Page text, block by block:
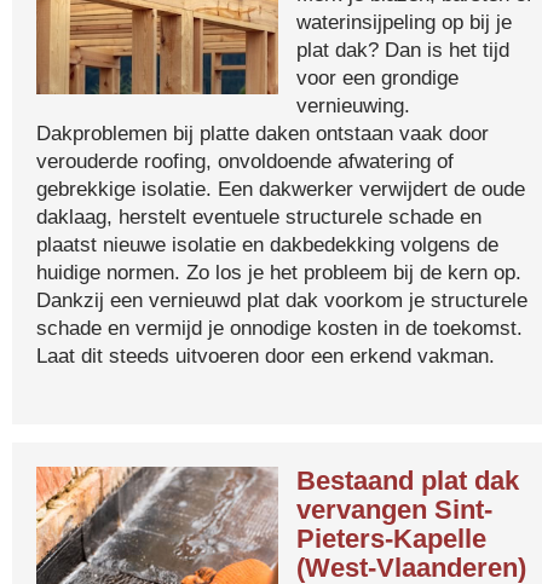
waterinsijpeling op bij je
plat dak? Dan is het tijd
voor een grondige
vernieuwing.
Dakproblemen bij platte daken ontstaan vaak door
verouderde roofing, onvoldoende afwatering of
gebrekkige isolatie. Een dakwerker verwijdert de oude
daklaag, herstelt eventuele structurele schade en
plaatst nieuwe isolatie en dakbedekking volgens de
huidige normen. Zo los je het probleem bij de kern op.
Dankzij een vernieuwd plat dak voorkom je structurele
schade en vermijd je onnodige kosten in de toekomst.
Laat dit steeds uitvoeren door een erkend vakman.
Bestaand plat dak
vervangen Sint-
Pieters-Kapelle
(West-Vlaanderen)